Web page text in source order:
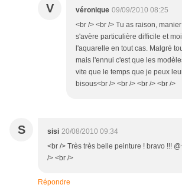
V véronique 09/09/2010 08:25
<br /> <br /> Tu as raison,
s'avère particulière difficile et
l'aquarelle en tout cas. Malgré
mais l'ennui c'est que les
vite que le temps que je peux
bisous<br /> <br /> <br /> <br />
S sisi 20/08/2010 09:34
<br /> Très très belle peinture ! bravo !!!
/> <br />
Répondre